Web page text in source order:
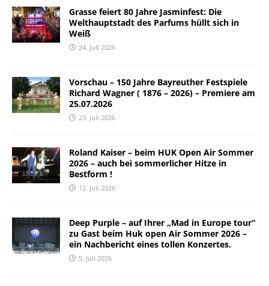
Grasse feiert 80 Jahre Jasminfest: Die
Welthauptstadt des Parfums hüllt sich in
Weiß
24. Juli 2026
Vorschau – 150 Jahre Bayreuther Festspiele
Richard Wagner ( 1876 – 2026) – Premiere am
25.07.2026
23. Juli 2026
Roland Kaiser – beim HUK Open Air Sommer
2026 – auch bei sommerlicher Hitze in
Bestform !
12. Juli 2026
Deep Purple – auf Ihrer „Mad in Europe tour“
zu Gast beim Huk open Air Sommer 2026 –
ein Nachbericht eines tollen Konzertes.
5. Juli 2026